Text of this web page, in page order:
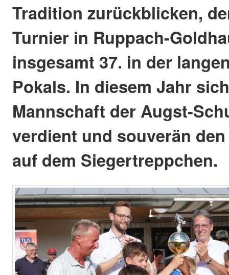
Tradition zurückblicken,
Turnier in Ruppach-
insgesamt 37. in der
Pokals. In diesem Jahr
Mannschaft der Augst-
verdient und souverän
auf dem Siegertreppchen.